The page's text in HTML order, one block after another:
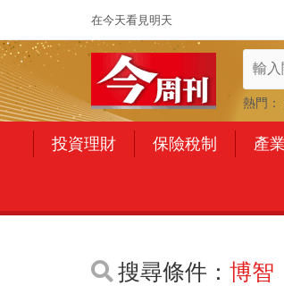
在今天看見明天
熱門：
投資理財 保險稅制 產
搜尋條件： 博智